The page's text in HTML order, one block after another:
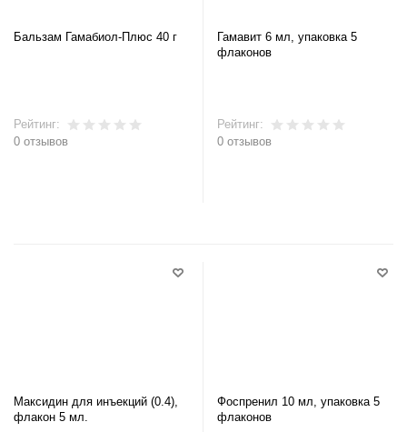
Бальзам Гамабиол-Плюс 40 г
Рейтинг:
0 отзывов
Гамавит 6 мл, упаковка 5
флаконов
Рейтинг:
0 отзывов
Максидин для инъекций (0.4),
флакон 5 мл.
Фоспренил 10 мл, упаковка 5
флаконов